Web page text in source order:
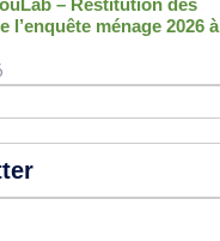
l’enquête ménage 2026 à